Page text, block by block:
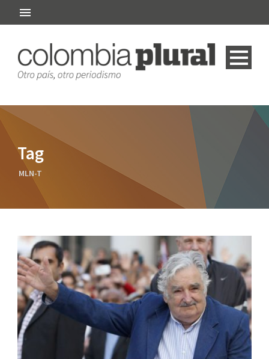
Tag
MLN-T